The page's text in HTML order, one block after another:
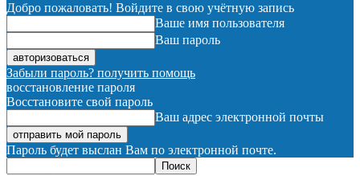
Добро пожаловать! Войдите в свою учётную запись
Ваше имя пользователя
Ваш пароль
Забыли пароль? получить помощь
восстановление пароля
Восстановите свой пароль
Ваш адрес электронной почты
Пароль будет выслан Вам по электронной почте.